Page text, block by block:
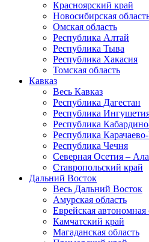
Красноярский край
Новосибирская
Омская область
Республика Алтай
Республика Тыва
Республика Хакасия
Томская область
Кавказ
Весь Кавказ
Республика Дагестан
Республика
Республика
Республика
Республика Чечня
Северная Осетия –
Ставропольский край
Дальний Восток
Весь Дальний Восток
Амурская область
Еврейская автономная
Камчатский край
Магаданская область